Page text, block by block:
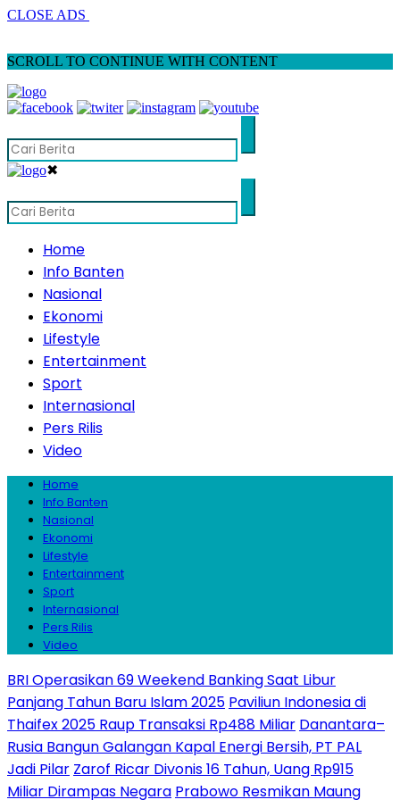
CLOSE ADS
SCROLL TO CONTINUE WITH CONTENT
✖
Home
Info Banten
Nasional
Ekonomi
Lifestyle
Entertainment
Sport
Internasional
Pers Rilis
Video
Home
Info Banten
Nasional
Ekonomi
Lifestyle
Entertainment
Sport
Internasional
Pers Rilis
Video
BRI Operasikan 69 Weekend Banking Saat Libur
Panjang Tahun Baru Islam 2025 Paviliun Indonesia di
Thaifex 2025 Raup Transaksi Rp488 Miliar Danantara–
Rusia Bangun Galangan Kapal Energi Bersih, PT PAL
Jadi Pilar Zarof Ricar Divonis 16 Tahun, Uang Rp915
Miliar Dirampas Negara Prabowo Resmikan Maung